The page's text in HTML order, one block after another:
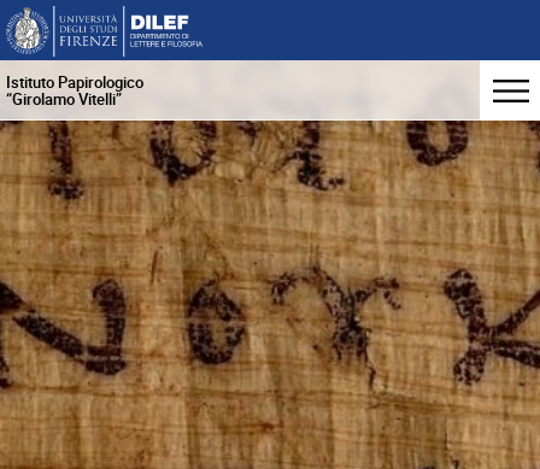
Istituto Papirologico
“Girolamo Vitelli”